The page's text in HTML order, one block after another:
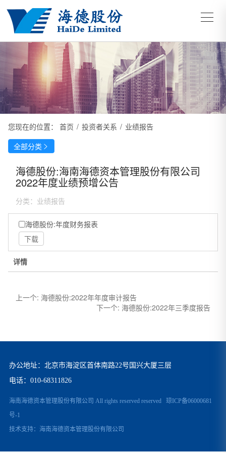
您现在的位置： 首页 / 投资者关系 / 业绩报告
全部分类
海德股份:海南海德资本管理股份有限公司
2022年度业绩预增公告
分类： 业绩报告
海德股份:年度财务报表
下载
详情
上一个: 海德股份:2022年年度审计报告
下一个: 海德股份:2022年三季度报告
办公地址：北京市海淀区首体南路22号国兴大厦三层
电话： 010-68311826
海南海德资本管理股份有限公司 All rights reserved reserved 琼ICP备06000681
号-1
技术支持： 海南海德资本管理股份有限公司